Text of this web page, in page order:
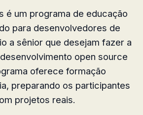
é um programa de educação
para desenvolvedores de
a sênior que desejam fazer a
open source
oferece formação
preparando os participantes
projetos reais.